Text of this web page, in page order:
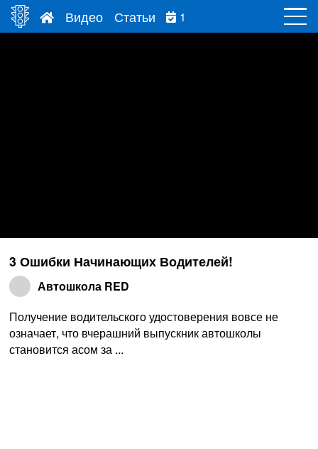
Видео Статьи 1
3 Ошибки Начинающих Водителей!
Автошкола RED
Получение водительского удостоверения вовсе не
означает, что вчерашний выпускник автошколы
становится асом за ...